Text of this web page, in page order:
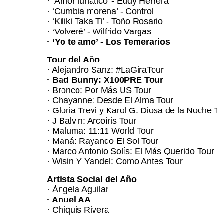
· ‘Cumbia morena’ - Control
· ‘Kiliki Taka Ti’ - Toño Rosario
· ‘Volveré’ - Wilfrido Vargas
· ‘Yo te amo’ - Los Temerarios
Tour del Año
· Alejandro Sanz: #LaGiraTour
· Bad Bunny: X100PRE Tour
· Bronco: Por Más US Tour
· Chayanne: Desde El Alma Tour
· Gloria Trevi y Karol G: Diosa de la Noche
· J Balvin: Arcoíris Tour
· Maluma: 11:11 World Tour
· Maná: Rayando El Sol Tour
· Marco Antonio Solís: El Más Querido Tour
· Wisin Y Yandel: Como Antes Tour
Artista Social del Año
· Ángela Aguilar
· Anuel AA
· Chiquis Rivera